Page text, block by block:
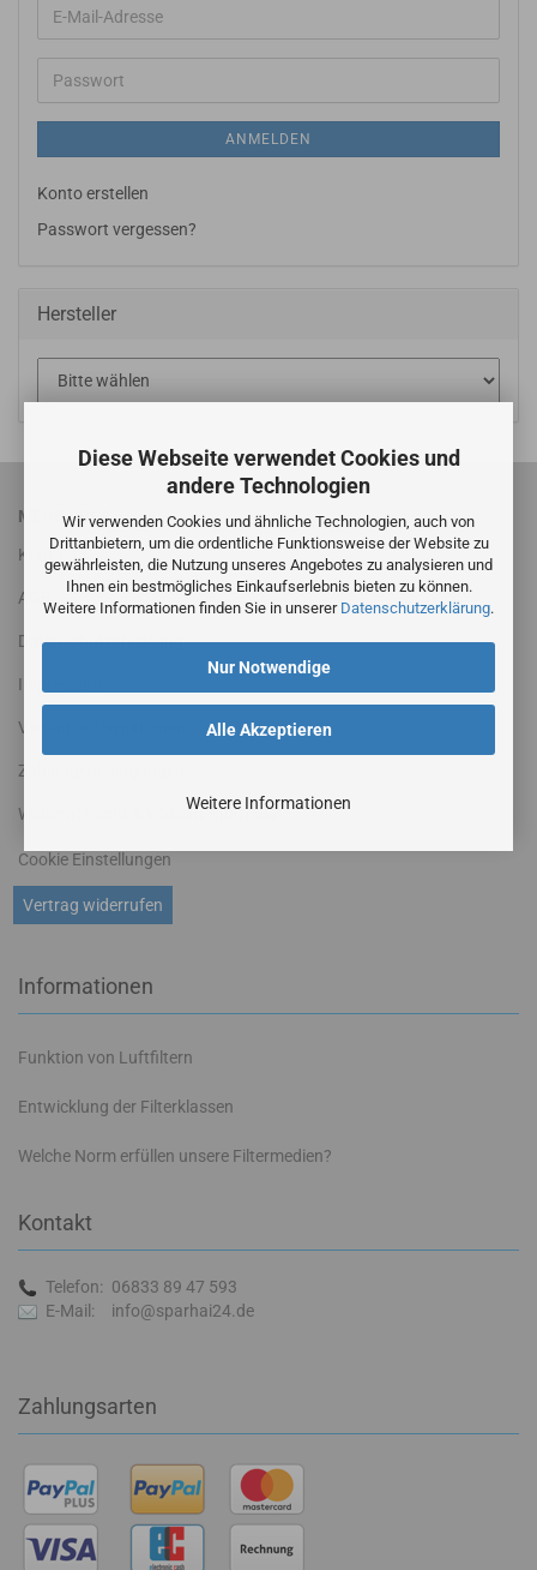
Diese Webseite verwendet Cookies und
andere Technologien
Wir verwenden Cookies und ähnliche Technologien, auch von
Drittanbietern, um die ordentliche Funktionsweise der Website zu
gewährleisten, die Nutzung unseres Angebotes zu analysieren und
Ihnen ein bestmögliches Einkaufserlebnis bieten zu können.
Weitere Informationen finden Sie in unserer Datenschutzerklärung.
Alle Akzeptieren
Nur Notwendige
Weitere Informationen
E-
Mail-
Adresse
Passwort
ANMELDEN
Konto erstellen
Passwort vergessen?
Hersteller
MEHR ÜBER...
Kontakt
AGB
Datenschutzerklärung
Impressum
Versandinformationen
Zahlungsbedingungen
Widerrufsrecht & Widerrufsformular
Vertrag widerrufen
Cookie Einstellungen
Informationen
Funktion von Luftfiltern
Entwicklung der Filterklassen
Welche Norm erfüllen unsere Filtermedien?
Kontakt
Telefon: 06833 89 47 593
E-Mail:
info@sparhai24.de
Zahlungsarten